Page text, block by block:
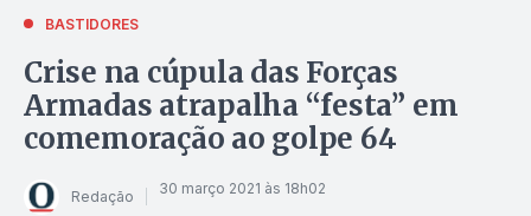
BASTIDORES
Crise na cúpula das Forças
Armadas atrapalha “festa” em
comemoração ao golpe 64
Redação 30 março 2021 às 18h02